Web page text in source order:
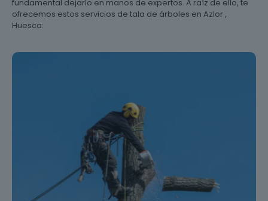
fundamental dejarlo en manos de expertos. A raíz de ello, te
ofrecemos estos servicios de tala de árboles en Azlor ,
Huesca: